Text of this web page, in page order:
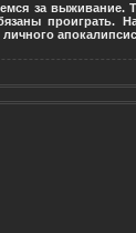
за выживание.
проиграть.